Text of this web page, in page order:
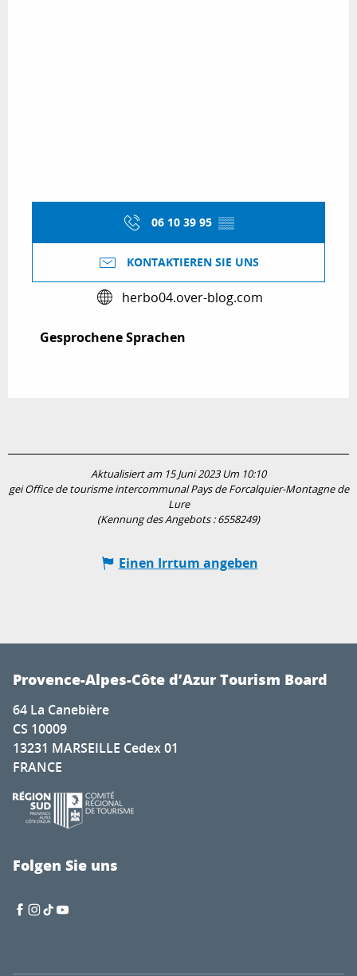
06 10 39 95 ▒▒
KONTAKTIEREN SIE UNS
herbo04.over-blog.com
Gesprochene Sprachen
Gesprochene Sprachen
Aktualisiert am 15 Juni 2023 Um 10:10
gei Office de tourisme intercommunal Pays de Forcalquier-Montagne de
Lure
(Kennung des Angebots :6558249)
Einen Irrtum angeben
Provence-Alpes-Côte d’Azur Tourism Board
64 La Canebière
CS 10009
13231 MARSEILLE Cedex 01
FRANCE
Folgen Sie uns